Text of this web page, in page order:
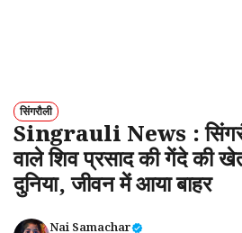
सिंगरौली
Singrauli News :
वाले शिव प्रसाद की गेंदे की
दुनिया, जीवन में आया बाहर
Nai Samachar